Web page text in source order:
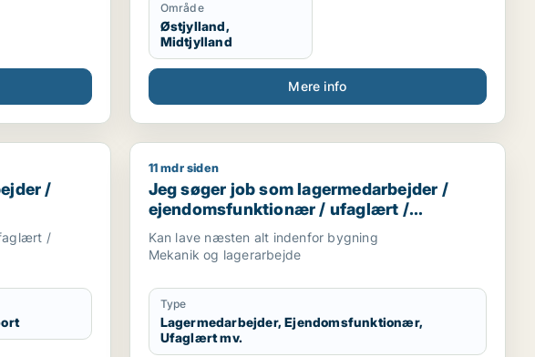
Område
Østjylland,
Midtjylland
Mere info
/ ufaglært / transport
/
/
Jeg søger job som lagermedarbejder /
11 mdr siden
Jeg søger job som lagermedarbejder /
ejendomsfunktionær / ufaglært /
transport / chauffør
Kan lave næsten alt indenfor bygning
Mekanik og lagerarbejde
Type
Lagermedarbejder, Ejendomsfunktionær,
Ufaglært mv.